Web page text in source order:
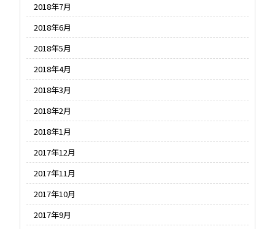
2018年7月
2018年6月
2018年5月
2018年4月
2018年3月
2018年2月
2018年1月
2017年12月
2017年11月
2017年10月
2017年9月